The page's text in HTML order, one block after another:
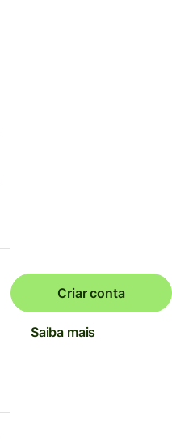
Criar conta
Saiba mais